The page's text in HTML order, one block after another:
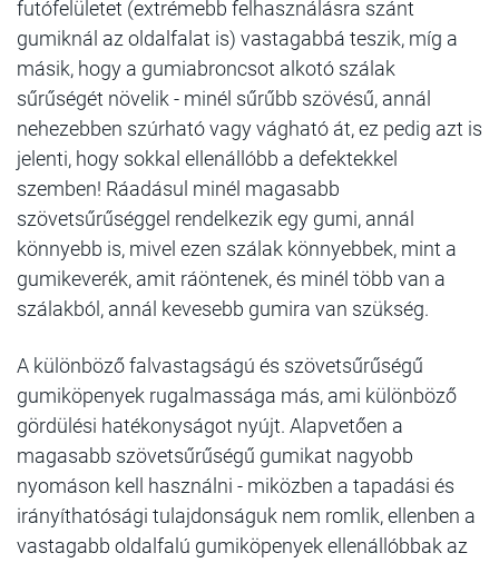
futófelületet (extrémebb felhasználásra szánt
gumiknál az oldalfalat is) vastagabbá teszik, míg a
másik, hogy a gumiabroncsot alkotó szálak
sűrűségét növelik - minél sűrűbb szövésű, annál
nehezebben szúrható vagy vágható át, ez pedig azt is
jelenti, hogy sokkal ellenállóbb a defektekkel
szemben! Ráadásul minél magasabb
szövetsűrűséggel rendelkezik egy gumi, annál
könnyebb is, mivel ezen szálak könnyebbek, mint a
gumikeverék, amit ráöntenek, és minél több van a
szálakból, annál kevesebb gumira van szükség.
A különböző falvastagságú és szövetsűrűségű
gumiköpenyek rugalmassága más, ami különböző
gördülési hatékonyságot nyújt. Alapvetően a
magasabb szövetsűrűségű gumikat nagyobb
nyomáson kell használni - miközben a tapadási és
irányíthatósági tulajdonságuk nem romlik, ellenben a
vastagabb oldalfalú gumiköpenyek ellenállóbbak az